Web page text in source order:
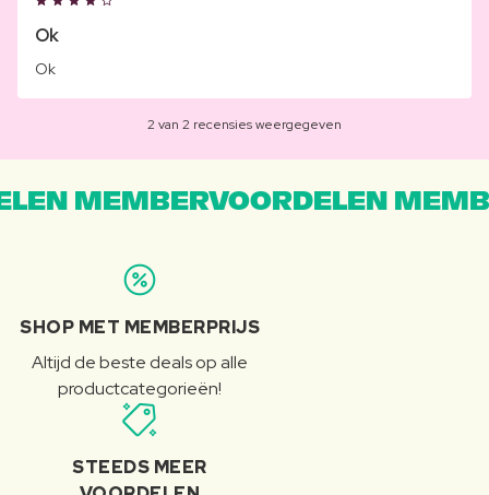
Ok
Ok
2 van 2 recensies weergegeven
MEMBERVOORDELEN
SHOP MET MEMBERPRIJS
Altijd de beste deals op alle
productcategorieën!
STEEDS MEER